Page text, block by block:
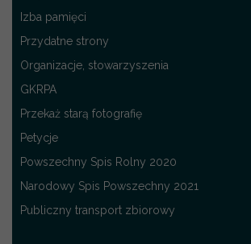
Izba pamięci
Przydatne strony
Organizacje, stowarzyszenia
GKRPA
Przekaż starą fotografię
Petycje
Powszechny Spis Rolny 2020
Narodowy Spis Powszechny 2021
Publiczny transport zbiorowy